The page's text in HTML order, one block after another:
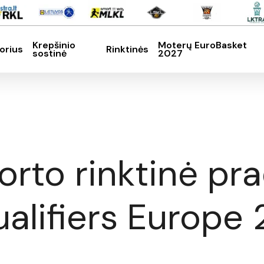
Krepšinio
sostinė Rinktinės Moterų EuroBasket
2027
rinktinė
Europe